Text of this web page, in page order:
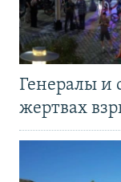
Генералы и
жертвах